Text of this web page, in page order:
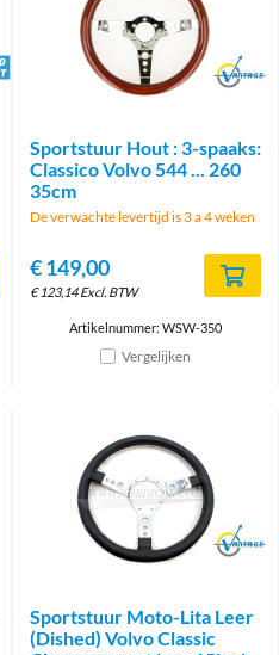
Brand
Sportstuur Hout : 3-spaaks:
Classico Volvo 544 ... 260
35cm
De verwachte levertijd is 3 a 4 weken
€149,00
€123,14 Excl. BTW
Artikelnummer: WSW-350
Vergelijken
Brand
Sportstuur Moto-Lita Leer
(Dished) Volvo Classic